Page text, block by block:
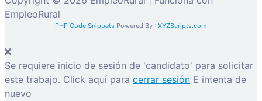
EmpleoRural
PHP Code Snippets Powered By : XYZScripts.com
Se requiere inicio de sesión de 'candidato' para solicitar
este trabajo. Click aquí para cerrar sesión E intenta de
nuevo